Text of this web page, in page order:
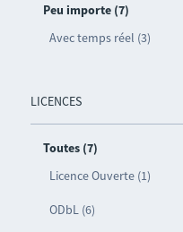
Peu importe (7)
Avec temps réel (3)
LICENCES
Toutes (7)
Licence Ouverte (1)
ODbL (6)